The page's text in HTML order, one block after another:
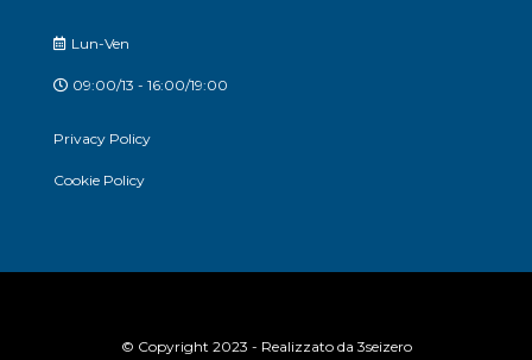
Lun-Ven
09:00/13 - 16:00/19:00
Privacy Policy
Cookie Policy
© Copyright 2023 - Realizzato da 3seizero